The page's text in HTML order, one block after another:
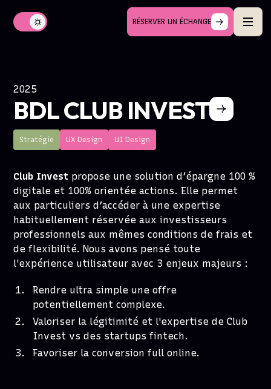
RÉSERVER UN ÉCHANGE
2025
BDL CLUB INVEST
Stratégie UX Design UI Design
Club Invest propose une solution d’épargne 100 %
digitale et 100% orientée actions. Elle permet
aux particuliers d’accéder à une expertise
habituellement réservée aux investisseurs
professionnels aux mêmes conditions de frais et
de flexibilité. Nous avons pensé toute
l'expérience utilisateur avec 3 enjeux majeurs :
Rendre ultra simple une offre
potentiellement complexe.
Valoriser la légitimité et l'expertise de Club
Invest vs des startups fintech.
Favoriser la conversion full online.